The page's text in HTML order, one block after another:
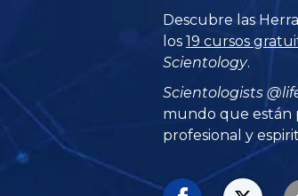
Descubre las
los19 cursos
Scientology.
Scientologists
mundo que están
profesional y